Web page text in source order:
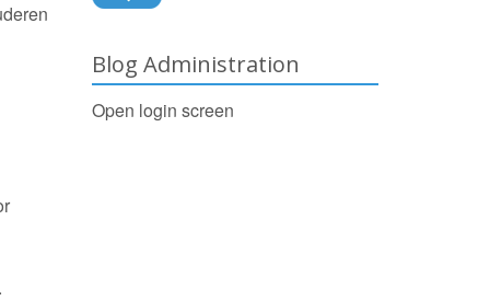
Blog Administration
Open login screen